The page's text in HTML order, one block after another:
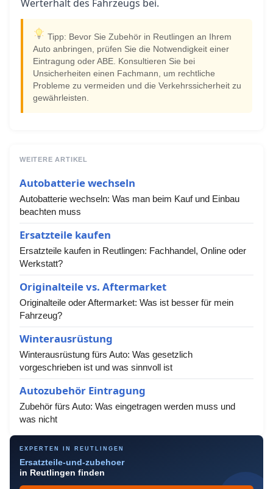
Werterhalt des Fahrzeugs bei.
Tipp: Bevor Sie Zubehör in Reutlingen an Ihrem
Auto anbringen, prüfen Sie die Notwendigkeit einer
Eintragung oder ABE. Konsultieren Sie bei
Unsicherheiten einen Fachmann, um rechtliche
Probleme zu vermeiden und die Verkehrssicherheit zu
gewährleisten.
WEITERE ARTIKEL
Autobatterie wechseln
Autobatterie wechseln: Was man beim Kauf und Einbau
beachten muss
Ersatzteile kaufen
Ersatzteile kaufen in Reutlingen: Fachhandel, Online oder
Werkstatt?
Originalteile vs. Aftermarket
Originalteile oder Aftermarket: Was ist besser für mein
Fahrzeug?
Winterausrüstung
Winterausrüstung fürs Auto: Was gesetzlich
vorgeschrieben ist und was sinnvoll ist
Autozubehör Eintragung
Zubehör fürs Auto: Was eingetragen werden muss und
was nicht
EXPERTEN IN REUTLINGEN
Ersatzteile-und-zubehoer
in Reutlingen finden